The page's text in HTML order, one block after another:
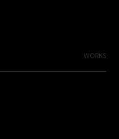
WORKS